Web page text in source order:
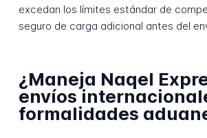
excedan los límites estándar de
seguro de carga adicional antes del
¿Maneja Naqel
envíos
formalidades